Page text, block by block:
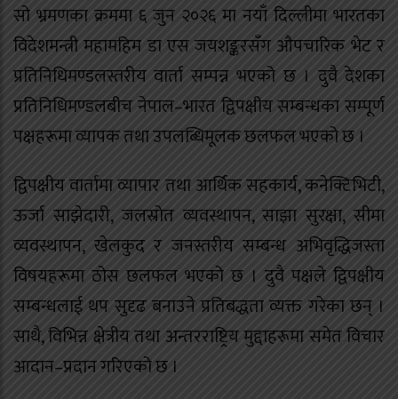
सो भ्रमणका क्रममा ६ जुन २०२६ मा नयाँ दिल्लीमा भारतका
विदेशमन्त्री महामहिम डा एस जयशङ्करसँग औपचारिक भेट र
प्रतिनिधिमण्डलस्तरीय वार्ता सम्पन्न भएको छ । दुवै देशका
प्रतिनिधिमण्डलबीच नेपाल–भारत द्विपक्षीय सम्बन्धका सम्पूर्ण
पक्षहरूमा व्यापक तथा उपलब्धिमूलक छलफल भएको छ ।
द्विपक्षीय वार्तामा व्यापार तथा आर्थिक सहकार्य, कनेक्टिभिटी,
ऊर्जा साझेदारी, जलस्रोत व्यवस्थापन, साझा सुरक्षा, सीमा
व्यवस्थापन, खेलकुद र जनस्तरीय सम्बन्ध अभिवृद्धिजस्ता
विषयहरूमा ठोस छलफल भएको छ । दुवै पक्षले द्विपक्षीय
सम्बन्धलाई थप सुदृढ बनाउने प्रतिबद्धता व्यक्त गरेका छन् ।
साथै, विभिन्न क्षेत्रीय तथा अन्तरराष्ट्रिय मुद्दाहरूमा समेत विचार
आदान–प्रदान गरिएको छ ।